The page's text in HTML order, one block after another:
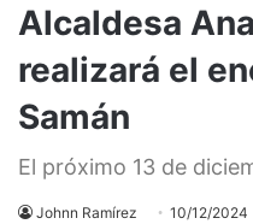
Alcaldesa
realizará el
Samán
El próximo 13 de
Johnn Ramírez 10/12/2024